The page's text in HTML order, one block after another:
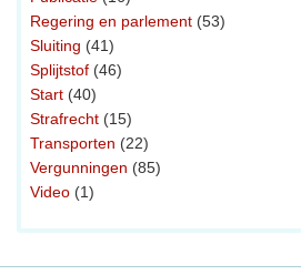
Regering en parlement (53)
Sluiting (41)
Splijtstof (46)
Start (40)
Strafrecht (15)
Transporten (22)
Vergunningen (85)
Video (1)